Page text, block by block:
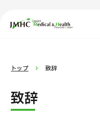
日本医疗健康雅旅中心（JMHC）
关于日本医疗
按部位・疾
トップ 致辞
致辞